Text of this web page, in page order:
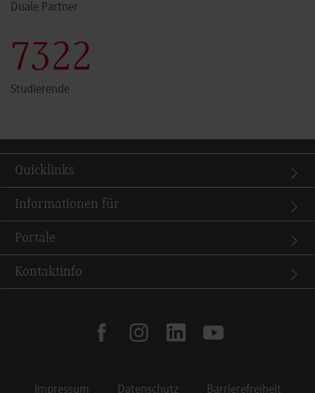
Duale Partner
7341
Studierende
Quicklinks
Informationen für
Portale
Kontaktinfo
facebookinstagramlinkedin youtube